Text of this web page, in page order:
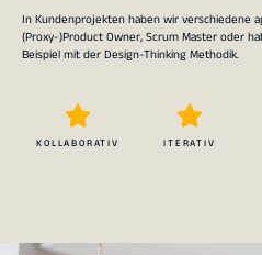
In Kundenprojekten haben wir verschiedene
(Proxy-)Product Owner, Scrum Master oder
Beispiel mit der Design-Thinking Methodik.
KOLLABORATIV ITERATIV